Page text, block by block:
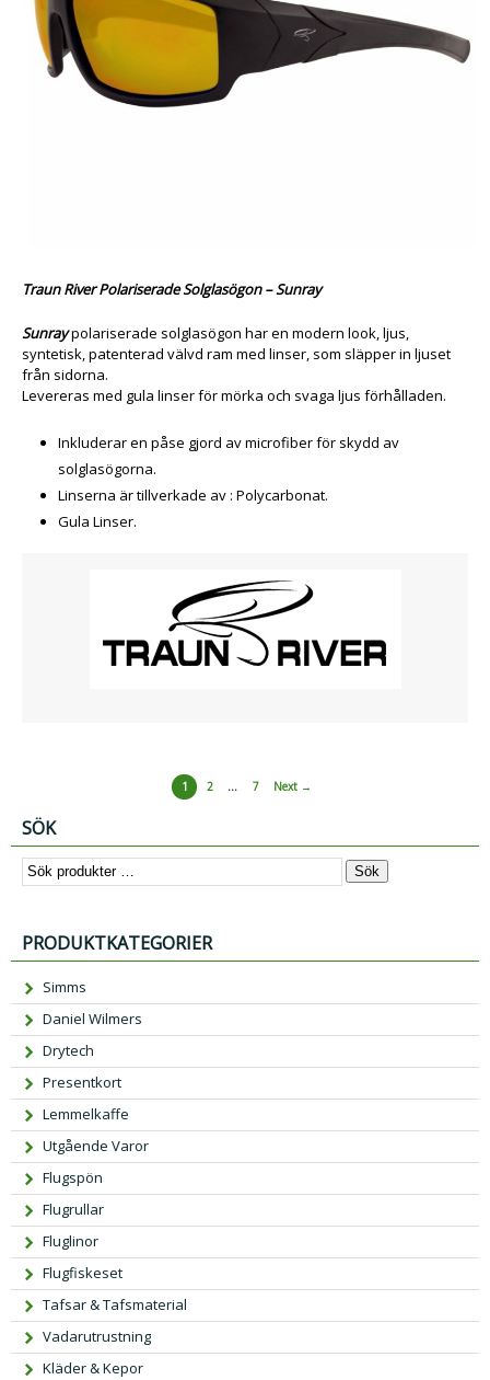
Traun River Polariserade Solglasögon – Sunray
Sunraypolariserade solglasögon har en modern look, ljus,
syntetisk, patenterad välvd ram med linser, som släpper in ljuset
från sidorna.
Levereras med gula linser för mörka och svaga ljus förhålladen.
Inkluderar en påse gjord av microfiber för skydd av
solglasögorna.
Linserna är tillverkade av : Polycarbonat.
Gula Linser.
1 2 … 7 Next →
SÖK
Sök
PRODUKTKATEGORIER
Simms
Daniel Wilmers
Drytech
Presentkort
Lemmelkaffe
Utgående Varor
Flugspön
Flugrullar
Fluglinor
Flugfiskeset
Tafsar & Tafsmaterial
Vadarutrustning
Kläder & Kepor